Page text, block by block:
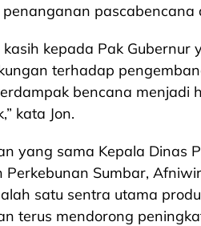
pascabencana
kasih kepada Pak
terhadap
bencana menjadi
kata Jon.
yang sama Kepala Dinas
Perkebunan Sumbar,
satu sentra utama
terus mendorong